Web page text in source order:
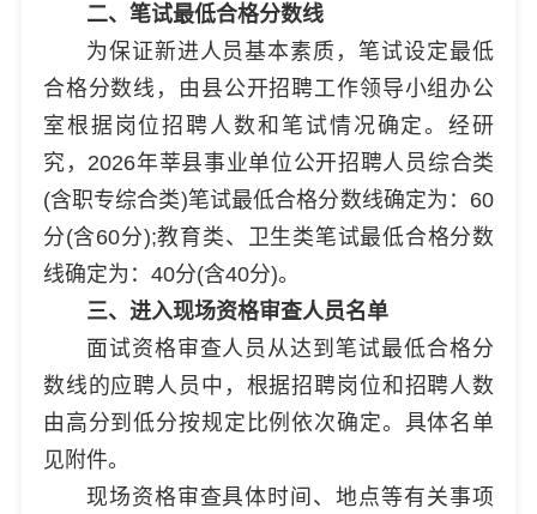
二、笔试最低合格分数线
为保证新进人员基本素质，笔试设定最低
合格分数线，由县公开招聘工作领导小组办公
室根据岗位招聘人数和笔试情况确定。经研
究，2026年莘县事业单位公开招聘人员综合类
(含职专综合类)笔试最低合格分数线确定为：60
分(含60分);教育类、卫生类笔试最低合格分数
线确定为：40分(含40分)。
三、进入现场资格审查人员名单
面试资格审查人员从达到笔试最低合格分
数线的应聘人员中，根据招聘岗位和招聘人数
由高分到低分按规定比例依次确定。具体名单
见附件。
现场资格审查具体时间、地点等有关事项